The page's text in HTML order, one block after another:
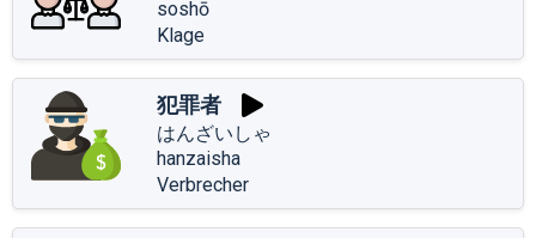
soshō
Klage
犯罪者
はんざいしゃ
hanzaisha
Verbrecher